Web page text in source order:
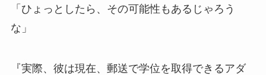
「ひょっとしたら、その可能性もあるじゃろう
な」
『実際、彼は現在、郵送で学位を取得できるアダ